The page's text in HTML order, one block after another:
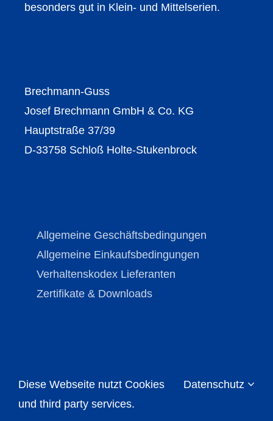
besonders gut in Klein- und Mittelserien.
Brechmann-Guss
Josef Brechmann GmbH & Co. KG
Hauptstraße 37/39
D-33758 Schloß Holte-Stukenbrock
Allgemeine Geschäftsbedingungen
Allgemeine Einkaufsbedingungen
Verhaltenskodex Lieferanten
Zertifikate & Downloads
Copyright © Brechmann-Guss 2026 | All Rights
Reserved |Impressum
Diese Webseite nutzt Cookies
und third party services.
Datenschutz